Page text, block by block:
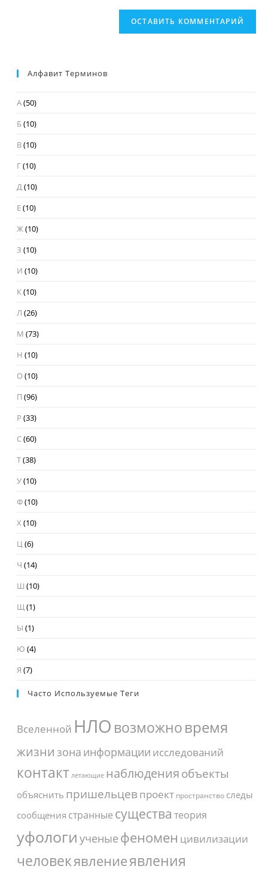
Алфавит Терминов
А(50)
Б(10)
В(10)
Г(10)
Д(10)
Е(10)
Ж(10)
З (10)
И (10)
К(10)
Л (26)
М (73)
Н (10)
О(10)
П (96)
Р (33)
С(60)
Т(38)
У(10)
Ф(10)
Х (10)
Ц(6)
Ч (14)
Ш (10)
Щ(1)
Ы (1)
Ю (4)
Я (7)
Часто Используемые Теги
Вселенной НЛО возможновремя
жизни зона информации исследований
контакт летающие наблюденияобъекты
объяснить пришельцев проект пространство следы
сообщения странные существа теория
уфологи ученые феномен цивилизации
человекявлениеявления